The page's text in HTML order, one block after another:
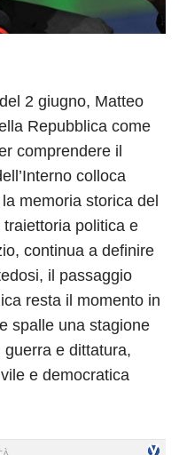
2 giugno, Matteo
Repubblica come
comprendere il
colloca
memoria storica del
politica e
continua a definire
il passaggio
resta il momento in
spalle una stagione
e dittatura,
e democratica